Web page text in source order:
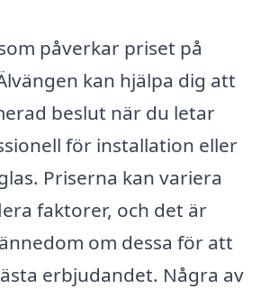
påverkar priset på
kan hjälpa dig att
beslut när du letar
för installation eller
Priserna kan variera
faktorer, och det är
om dessa för att
erbjudandet. Några av